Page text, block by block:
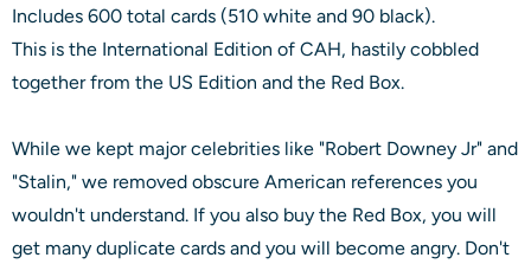
Includes 600 total cards (510 white and 90 black).
This is the International Edition of CAH, hastily cobbled
together from the US Edition and the Red Box.
While we kept major celebrities like "Robert Downey Jr" and
"Stalin," we removed obscure American references you
wouldn't understand. If you also buy the Red Box, you will
get many duplicate cards and you will become angry. Don't